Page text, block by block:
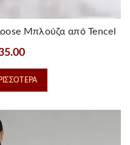
Μπλούζα από Tencel
Η
τρέχουσα
τιμή
€35.00.